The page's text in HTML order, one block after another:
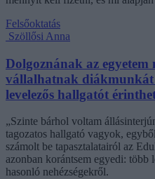
Felsőoktatás
Szöllősi Anna
Dolgoznának az egyetem
vállalhatnak diákmunkát
levelezős hallgatót
„Szinte bárhol voltam
tagozatos hallgató vagyok,
számolt be tapasztalatairól az
azonban korántsem egyedi: több
hasonló nehézségekről.